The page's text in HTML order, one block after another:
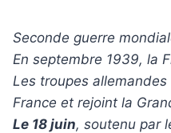
Seconde guerre
En septembre 1939, la
Les troupes
France et rejoint la
Le 18 juin, soutenu par